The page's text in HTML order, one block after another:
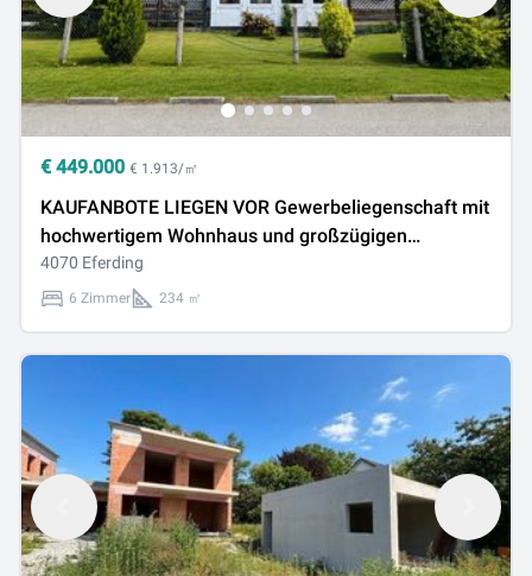
€ 449.000 € 1.913/㎡
KAUFANBOTE LIEGEN VOR Gewerbeliegenschaft mit
hochwertigem Wohnhaus und großzügigen
Freiflächen in Pupping
4070 Eferding
6 Zimmer 234 ㎡